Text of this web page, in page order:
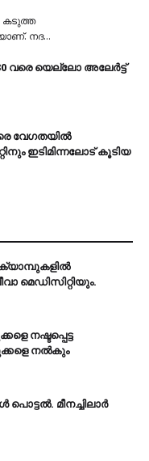
കടുത്ത
നദ…
വരെ യെല്ലോ അലേര്‍ട്ട്
വേഗതയിൽ
ഇടിമിന്നലോട് കൂടിയ
മെഡിസിറ്റിയും.
നഷ്ടപ്പെട്ട
നല്‍കും
മീനച്ചിലാര്‍